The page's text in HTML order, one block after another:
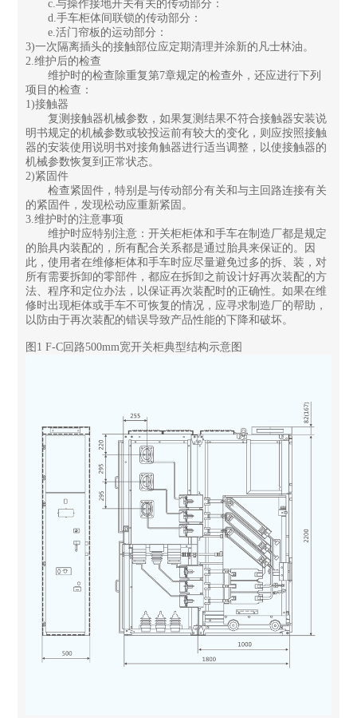
c.与操作接地开关有关的传动部分：
d.手车柜体间联锁的传动部分：
e.活门帘板的运动部分：
3)一次隔离插头的接触部位应定期清理并涂新的凡士林油。
2.维护后的检查
维护时的检查除重复第7章规定的检查外，还应进行下列
项目的检查：
1)接触器
复测接触器机械参数，如果复测结果不符合接触器安装说
明书规定的机械参数或较投运前有较大的变化，则应按照接触
器的安装使用说明书对接角触器进行适当调整，以使接触器的
机械参数恢复到正常状态。
2)紧固件
检查紧固件，特别是与传动部分有关和与主回路连接有关
的紧固件，发现松动应重新紧固。
3.维护时的注意事项
维护时应特别注意：开关柜柜体和手车在制造厂都是规定
的胎具内装配的，所有配合关系都是通过胎具来保证的。因
此，使用者在维修柜体和手车时应尽量避免过多的拆、装，对
所有需要拆卸的零部件，都应在拆卸之前设计好再次装配的方
法、程序和定位办法，以保证再次装配时的正确性。如果在维
修时出现柜体或手车不可恢复的情况，应寻求制造厂的帮助，
以防由于再次装配的错误导致产品性能的下降和破坏。
图1 F-C回路500mm宽开关柜典型结构示意图